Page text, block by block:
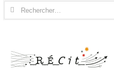
Rechercher :